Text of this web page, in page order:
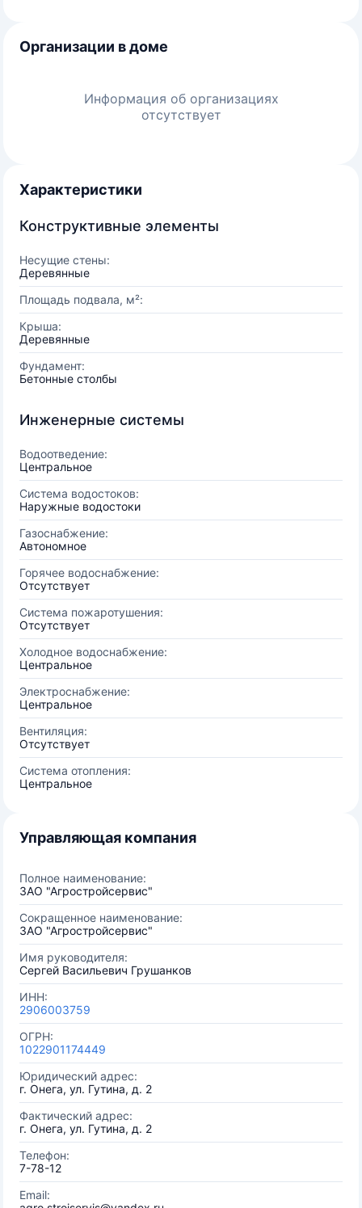
Организации в доме
Информация об организациях
отсутствует
Характеристики
Конструктивные элементы
Несущие стены:
Деревянные
Площадь подвала, м²:
Крыша:
Деревянные
Фундамент:
Бетонные столбы
Инженерные системы
Водоотведение:
Центральное
Система водостоков:
Наружные водостоки
Газоснабжение:
Автономное
Горячее водоснабжение:
Отсутствует
Система пожаротушения:
Отсутствует
Холодное водоснабжение:
Центральное
Электроснабжение:
Центральное
Вентиляция:
Отсутствует
Система отопления:
Центральное
Управляющая компания
Полное наименование:
ЗАО "Агростройсервис"
Сокращенное наименование:
ЗАО "Агростройсервис"
Имя руководителя:
Сергей Васильевич Грушанков
ИНН:
2906003759
ОГРН:
1022901174449
Юридический адрес:
г. Онега, ул. Гутина, д. 2
Фактический адрес:
г. Онега, ул. Гутина, д. 2
Телефон:
7-78-12
Email: